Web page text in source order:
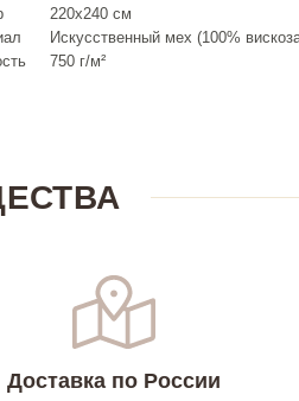
220х240 см
Искусcтвенный мех (100%
750 г/м²
Доставка по России